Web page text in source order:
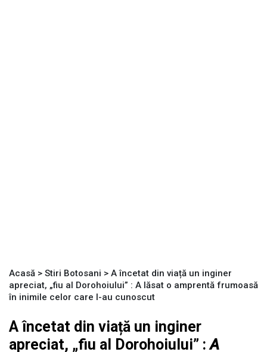
Acasă > Stiri Botosani > A încetat din viață un inginer
apreciat, „fiu al Dorohoiului” : A lăsat o amprentă frumoasă
în inimile celor care l-au cunoscut
A încetat din viață un inginer
apreciat, „fiu al Dorohoiului” :A